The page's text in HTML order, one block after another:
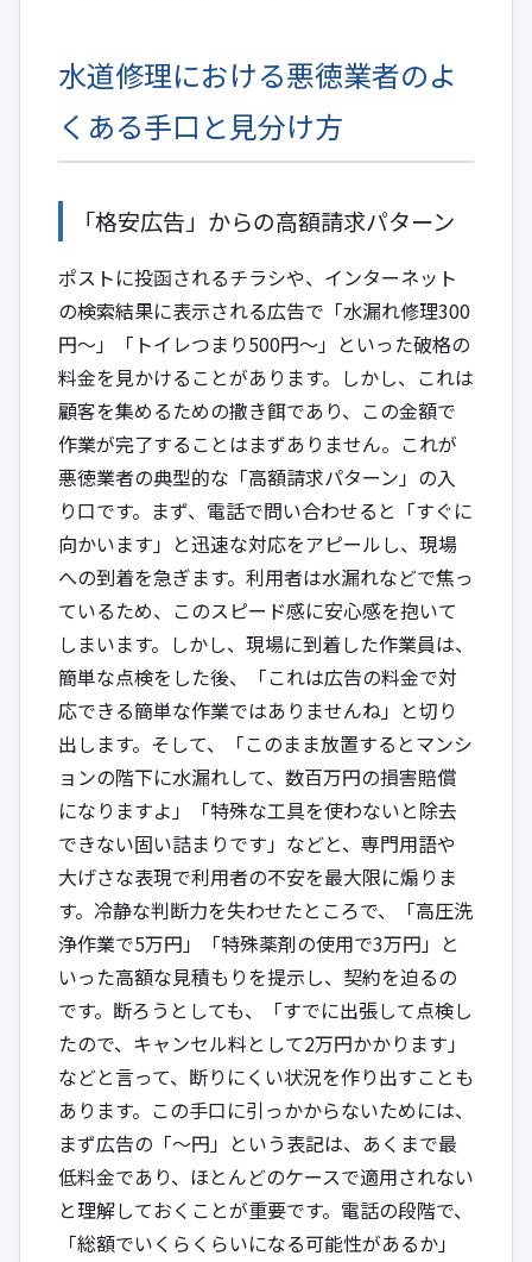
水道修理における悪徳業者のよ
くある手口と見分け方
「格安広告」からの高額請求パターン
ポストに投函されるチラシや、インターネット
の検索結果に表示される広告で「水漏れ修理300
円〜」「トイレつまり500円〜」といった破格の
料金を見かけることがあります。しかし、これは
顧客を集めるための撒き餌であり、この金額で
作業が完了することはまずありません。これが
悪徳業者の典型的な「高額請求パターン」の入
り口です。まず、電話で問い合わせると「すぐに
向かいます」と迅速な対応をアピールし、現場
への到着を急ぎます。利用者は水漏れなどで焦っ
ているため、このスピード感に安心感を抱いて
しまいます。しかし、現場に到着した作業員は、
簡単な点検をした後、「これは広告の料金で対
応できる簡単な作業ではありませんね」と切り
出します。そして、「このまま放置するとマンシ
ョンの階下に水漏れして、数百万円の損害賠償
になりますよ」「特殊な工具を使わないと除去
できない固い詰まりです」などと、専門用語や
大げさな表現で利用者の不安を最大限に煽りま
す。冷静な判断力を失わせたところで、「高圧洗
浄作業で5万円」「特殊薬剤の使用で3万円」と
いった高額な見積もりを提示し、契約を迫るの
です。断ろうとしても、「すでに出張して点検し
たので、キャンセル料として2万円かかります」
などと言って、断りにくい状況を作り出すことも
あります。この手口に引っかからないためには、
まず広告の「〜円」という表記は、あくまで最
低料金であり、ほとんどのケースで適用されない
と理解しておくことが重要です。電話の段階で、
「総額でいくらくらいになる可能性があるか」